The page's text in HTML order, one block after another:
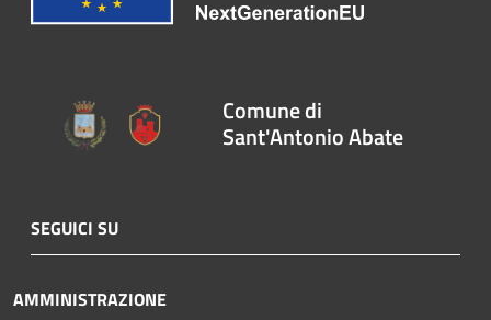
Comune di
Sant'Antonio Abate
SEGUICI SU
AMMINISTRAZIONE